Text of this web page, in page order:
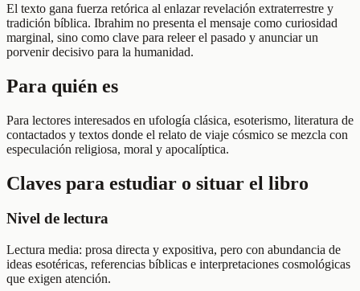
El texto gana fuerza retórica al enlazar revelación extraterrestre y
tradición bíblica. Ibrahim no presenta el mensaje como curiosidad
marginal, sino como clave para releer el pasado y anunciar un
porvenir decisivo para la humanidad.
Para quién es
Para lectores interesados en ufología clásica, esoterismo, literatura de
contactados y textos donde el relato de viaje cósmico se mezcla con
especulación religiosa, moral y apocalíptica.
Claves para estudiar o situar el libro
Nivel de lectura
Lectura media: prosa directa y expositiva, pero con abundancia de
ideas esotéricas, referencias bíblicas e interpretaciones cosmológicas
que exigen atención.